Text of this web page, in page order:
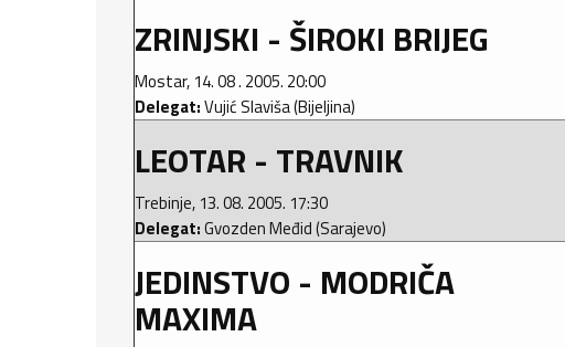
ZRINJSKI - ŠIROKI BRIJEG
Mostar, 14. 08 . 2005. 20:00
Delegat:Vujić Slaviša (Bijeljina)
LEOTAR - TRAVNIK
Trebinje, 13. 08. 2005. 17:30
Delegat:Gvozden Međid (Sarajevo)
JEDINSTVO - MODRIČA
MAXIMA